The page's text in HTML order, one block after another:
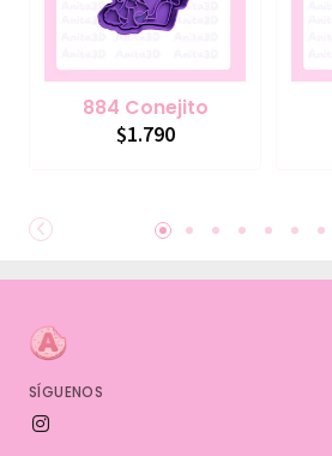
884 Conejito
$1.790
SÍGUENOS